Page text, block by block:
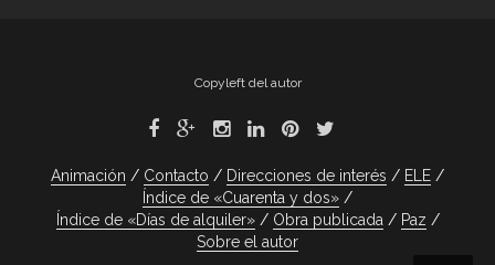
Copyleft del autor
Animación Contacto Direcciones de interés
ELE
Índice de «Cuarenta y dos»
Índice de «Días de alquiler»
Obra publicada
Paz
Sobre el autor